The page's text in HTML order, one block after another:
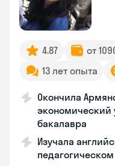
4.87
от
13 лет опыта
Окончила
экономический
бакалавра
Изучала